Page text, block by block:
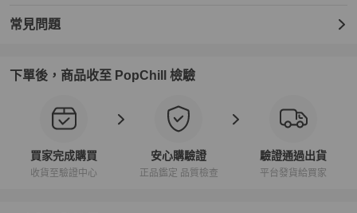
常見問題
下單後，商品收至 PopChill 檢驗
買家完成購買
收貨至驗證中心
安心購驗證
正品鑑定 品質檢查
驗證通過出貨
平台發貨給買家